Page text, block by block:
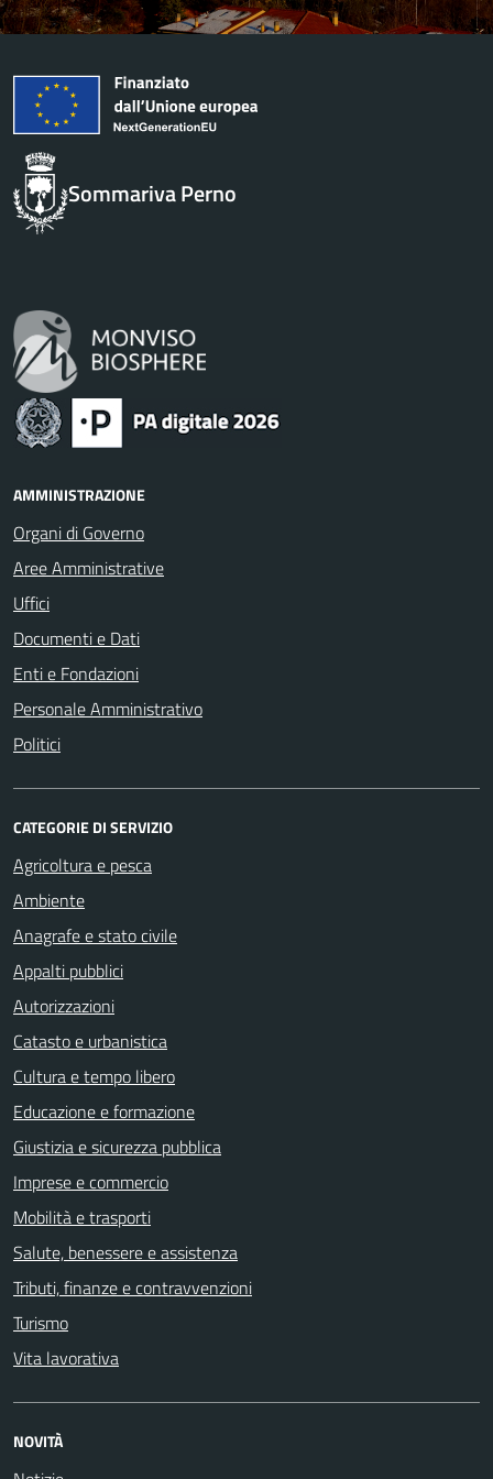
Sommariva Perno
AMMINISTRAZIONE
Organi di Governo
Aree Amministrative
Uffici
Documenti e Dati
Enti e Fondazioni
Personale Amministrativo
Politici
CATEGORIE DI SERVIZIO
Agricoltura e pesca
Ambiente
Anagrafe e stato civile
Appalti pubblici
Autorizzazioni
Catasto e urbanistica
Cultura e tempo libero
Educazione e formazione
Giustizia e sicurezza pubblica
Imprese e commercio
Mobilità e trasporti
Salute, benessere e assistenza
Tributi, finanze e contravvenzioni
Turismo
Vita lavorativa
NOVITÀ